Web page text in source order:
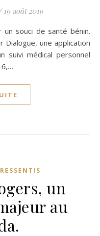
19 août 2019
Dialogue, une application
suivi médical personnel
RESSENTIS
un
au